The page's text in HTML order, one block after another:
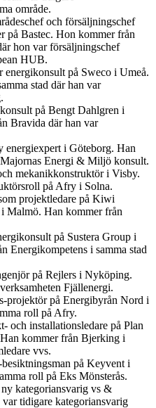
område.
och försäljningschef
på Bastec. Hon kommer från
hon var försäljningschef
HUB.
energikonsult på Sweco i Umeå.
stad där han var
på Bengt Dahlgren i
Bravida där han var
energiexpert i Göteborg. Han
Energi & Miljö konsult.
mekanikkonstruktör i Visby.
på Afry i Solna.
projektledare på Kiwi
Malmö. Han kommer från
på Sustera Group i
Energikompetens i samma stad
på Rejlers i Nyköping.
Fjällenergi.
projektör på Energibyrån Nord i
roll på Afry.
och installationsledare på Plan
kommer från Bjerking i
vvs.
på Keyvent i
roll på Eks Mönsterås.
ny kategoriansvarig vs &
tidigare kategoriansvarig